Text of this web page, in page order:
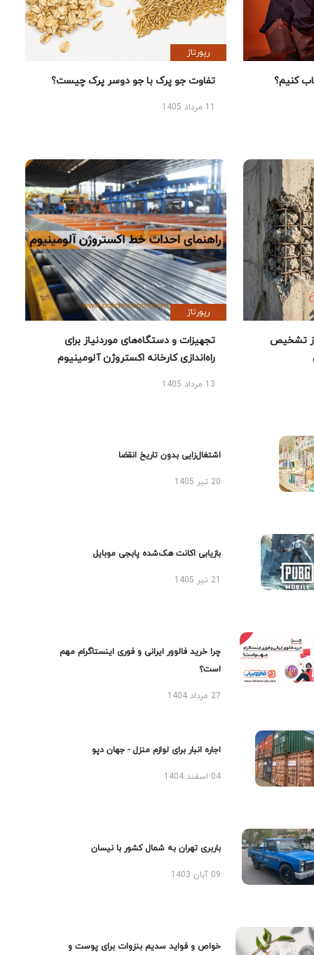
کنیم؟
رپورتاژ
تفاوت جو پرک با جو دوسر پرک چیست؟
تشخیص
رپورتاژ
تجهیزات و دستگاه‌های موردنیاز برای
راه‌اندازی کارخانه اکستروژن آلومینیوم
13 مرداد 1405
اشتغال‌زایی بدون تاریخ انقضا
20 تیر 1405
بازیابی اکانت هک‌شده پابجی موبایل
چرا خرید فالوور ایرانی و فوری اینستاگرام مهم
است؟
27 مرداد 1404
اجاره انبار برای لوازم منزل - جهان دپو
04 اسفند 1404
باربری تهران به شمال کشور با نیسان
09 آبان 1403
خواص و فواید سدیم بنزوات برای پوست و